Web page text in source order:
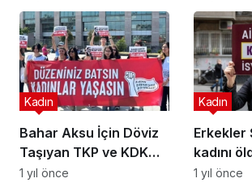
Suskunluğu Utançtır
Neden
Bahar Aksu İçin Döviz
Taşıyan TKP ve KDK
Üyeleri Serbest
Kadın
1 yıl önce
Erkekler
kadını
Kadın
1 yıl önce